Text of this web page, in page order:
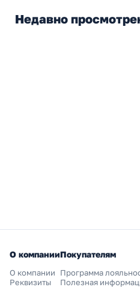
Недавно
О компании
О компании
Реквизиты
Покупателям
Программа
Полезная